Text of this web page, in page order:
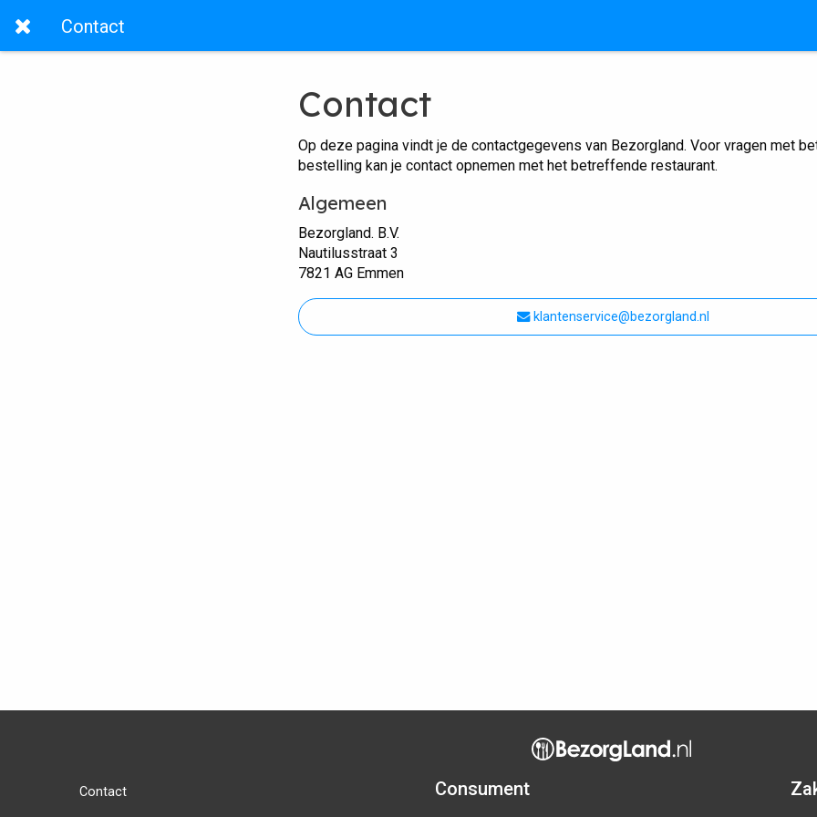
Contact
Contact
Op deze pagina vindt je de contactgegevens van Bezorgland. Voor vragen met
bestelling kan je contact opnemen met het betreffende restaurant.
Algemeen
Bezorgland. B.V.
Nautilusstraat 3
7821 AG Emmen
klantenservice@bezorgland.nl
Contact Consument